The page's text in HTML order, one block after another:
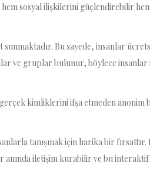
sosyal ilişkilerini güçlendirebilir
sunmaktadır. Bu sayede, insanlar
ve gruplar bulunur, böylece
kimliklerini ifşa etmeden anonim
tanışmak için harika bir
iletişim kurabilir ve bu interaktif